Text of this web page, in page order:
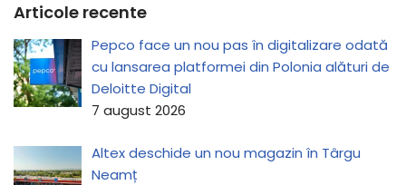
Articole recente
Pepco face un nou pas în digitalizare odată
cu lansarea platformei din Polonia alături de
Deloitte Digital
7 august 2026
Altex deschide un nou magazin în Târgu
Neamț